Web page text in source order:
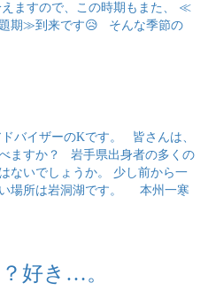
ますので、この時期もまた、 ≪
期≫到来です😥 そんな季節の
バイザーのKです。 皆さんは、
ますか？ 岩手県出身者の多くの
ないでしょうか。 少し前から一
場所は岩洞湖です。 本州一寒
好き…。